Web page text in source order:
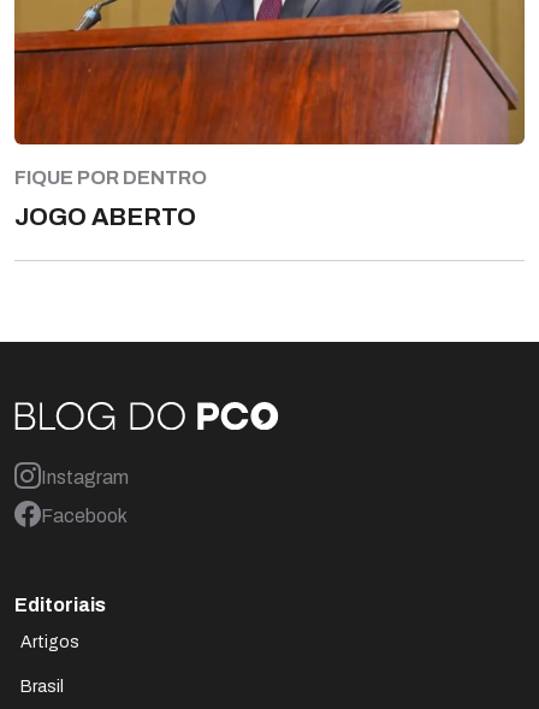
FIQUE POR DENTRO
JOGO ABERTO
Instagram
Facebook
Editoriais
Artigos
Brasil